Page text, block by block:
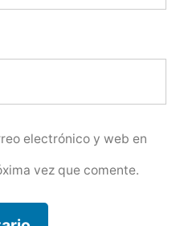
electrónico y web en
vez que comente.